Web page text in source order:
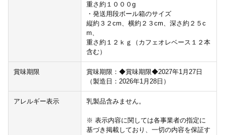
重さ約１０００g
・発送用段ボール箱のサイズ
縦約３２cm、横約２３cm、深さ約２５c
m、
重さ約１２ｋｇ（カフェオレベース１２本
含む）
賞味期限
賞味期限：◆賞味期限◆2027年1月27日
（製造日：2026年1月28日）
アレルギー表示 乳製品含みません。
※ 表示内容に関しては各事業者の指定に
基づき掲載しており、一切の内容を保証す